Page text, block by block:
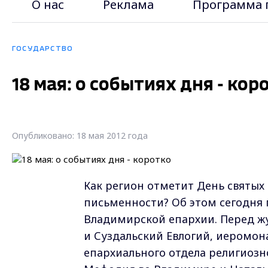
О нас Реклама Программа
ГОСУДАРСТВО
18 мая: о событиях дня -
Опубликовано: 18 мая 2012 года
Как регион отметит День
письменности? Об этом
Владимирской епархии. Перед
и Суздальский Евлогий,
епархиального отдела